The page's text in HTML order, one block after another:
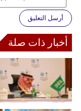
أرسل التعليق
أخبار ذات صلة